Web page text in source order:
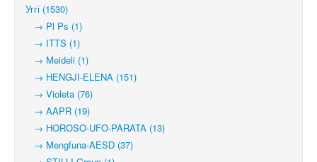
Уггі (1530)
→ Pl Ps (1)
→ ITTS (1)
→ Meideli (1)
→ HENGJI-ELENA (151)
→ Violeta (76)
→ AAPR (19)
→ HOROSO-UFO-PARATA (13)
→ Mengfuna-AESD (37)